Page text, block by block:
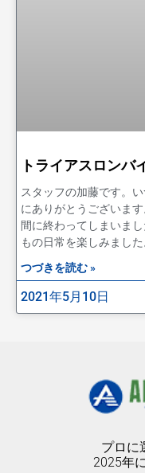
トライアスロンバ
スタッフの加藤です。
にありがとうございま
間に終わってしまいま
もの日常を楽しみまし
つづきを読む »
2021年5月10日
プロに
2025年